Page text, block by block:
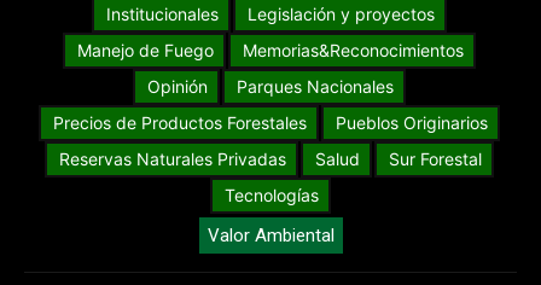
Institucionales
Legislación y proyectos
Manejo de Fuego
Memorias&Reconocimientos
Opinión
Parques Nacionales
Precios de Productos Forestales
Pueblos Originarios
Reservas Naturales Privadas
Salud
Sur Forestal
Tecnologías
Valor Ambiental